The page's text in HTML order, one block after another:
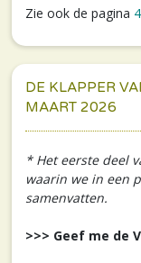
Zie ook de pagina
DE KLAPPER
MAART 2026
* Het eerste deel
waarin we in een
samenvatten.
>>> Geef me de